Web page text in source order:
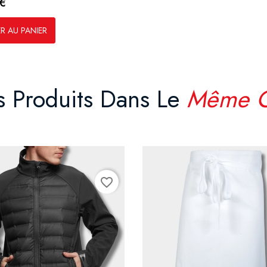
AU PANIER
Produits Dans Le Même
favorite_border